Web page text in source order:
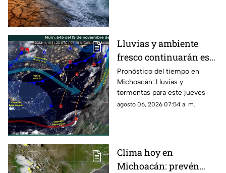
efectos hasta 2027.
Lluvias y ambiente
fresco continuarán este
jueves en Michoacán
Pronóstico del tiempo en
Michoacán: Lluvias y
tormentas para este jueves
agosto 06, 2026 07:54 a. m.
Clima hoy en
Michoacán: prevén